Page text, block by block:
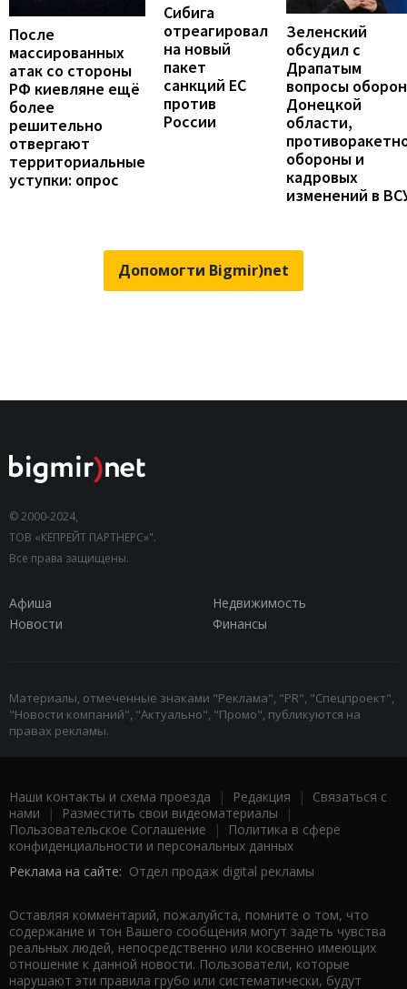
После
массированных
атак со стороны
РФ киевляне ещё
более
решительно
отвергают
территориальные
уступки: опрос
Сибига
отреагировал
на новый
пакет
санкций ЕС
против
России
Зеленский
обсудил с
Драпатым
вопросы
Донецкой
области,
обороны и
кадровых
изменений в
Допомогти Bigmir)net
© 2000-2024,
ТОВ «КЕПРЕЙТ ПАРТНЕРС»".
Все права защищены.
Афиша
Недвижимость
Новости
Финансы
Материалы, отмеченные знаками "Реклама", "PR", "Спецпроект",
"Новости компаний", "Актуально", "Промо", публикуются на
правах рекламы.
Наши контакты и схема проезда | Редакция | Связаться с
нами | Разместить свои видеоматериалы |
Пользовательское Соглашение |
Политика в сфере
конфиденциальности и персональных данных
Реклама на сайте: Отдел продаж digital рекламы
Оставляя комментарий, пожалуйста, помните о том, что
содержание и тон Вашего сообщения могут задеть чувства
реальных людей, непосредственно или косвенно имеющих
отношение к данной новости. Пользователи, которые
нарушают эти правила грубо или систематически, будут